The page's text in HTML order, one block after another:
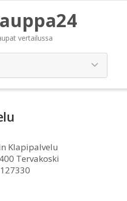
vertailussa
Klapipalvelu
Tervakoski